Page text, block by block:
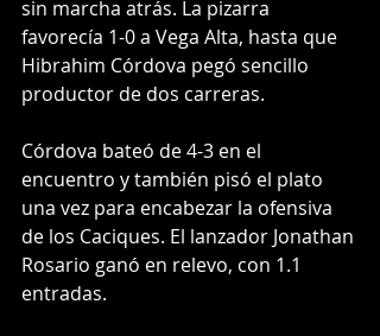
sin marcha atrás. La pizarra
favorecía 1-0 a Vega Alta, hasta que
Hibrahim Córdova pegó sencillo
productor de dos carreras.
Córdova bateó de 4-3 en el
encuentro y también pisó el plato
una vez para encabezar la ofensiva
de los Caciques. El lanzador Jonathan
Rosario ganó en relevo, con 1.1
entradas.